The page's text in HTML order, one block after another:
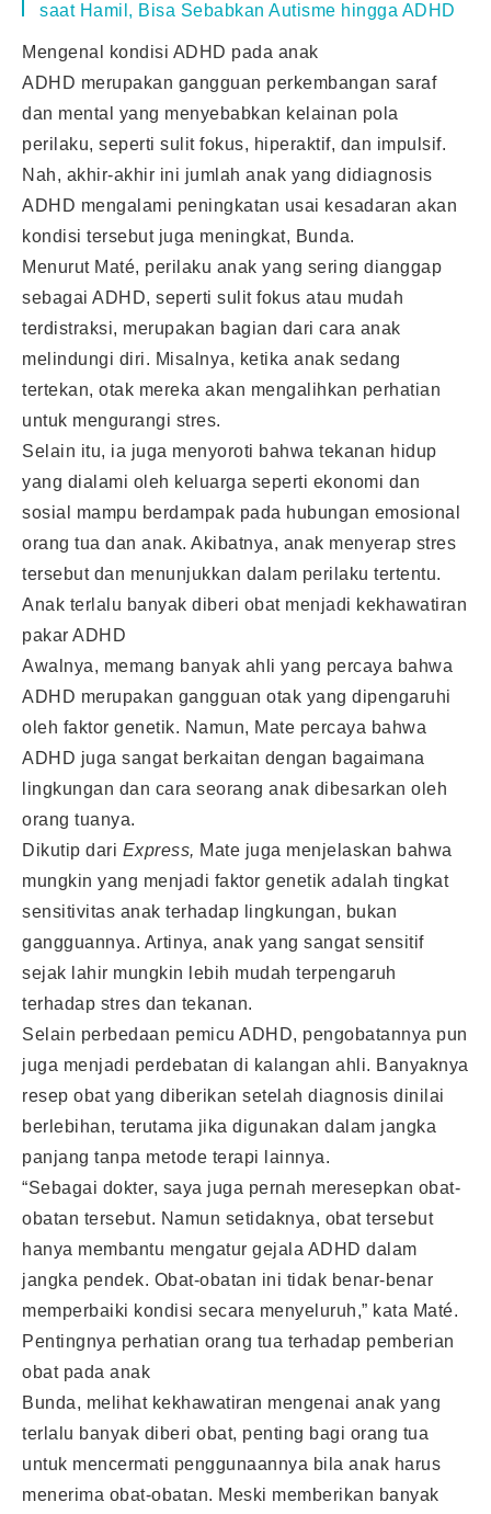
saat Hamil, Bisa Sebabkan Autisme hingga ADHD
Mengenal kondisi ADHD pada anak
ADHD merupakan gangguan perkembangan saraf
dan mental yang menyebabkan kelainan pola
perilaku, seperti sulit fokus, hiperaktif, dan impulsif.
Nah, akhir-akhir ini jumlah anak yang didiagnosis
ADHD mengalami peningkatan usai kesadaran akan
kondisi tersebut juga meningkat, Bunda.
Menurut Maté, perilaku anak yang sering dianggap
sebagai ADHD, seperti sulit fokus atau mudah
terdistraksi, merupakan bagian dari cara anak
melindungi diri. Misalnya, ketika anak sedang
tertekan, otak mereka akan mengalihkan perhatian
untuk mengurangi stres.
Selain itu, ia juga menyoroti bahwa tekanan hidup
yang dialami oleh keluarga seperti ekonomi dan
sosial mampu berdampak pada hubungan emosional
orang tua dan anak. Akibatnya, anak menyerap stres
tersebut dan menunjukkan dalam perilaku tertentu.
Anak terlalu banyak diberi obat menjadi kekhawatiran
pakar ADHD
Awalnya, memang banyak ahli yang percaya bahwa
ADHD merupakan gangguan otak yang dipengaruhi
oleh faktor genetik. Namun, Mate percaya bahwa
ADHD juga sangat berkaitan dengan bagaimana
lingkungan dan cara seorang anak dibesarkan oleh
orang tuanya.
Dikutip dari Express, Mate juga menjelaskan bahwa
mungkin yang menjadi faktor genetik adalah tingkat
sensitivitas anak terhadap lingkungan, bukan
gangguannya. Artinya, anak yang sangat sensitif
sejak lahir mungkin lebih mudah terpengaruh
terhadap stres dan tekanan.
Selain perbedaan pemicu ADHD, pengobatannya pun
juga menjadi perdebatan di kalangan ahli. Banyaknya
resep obat yang diberikan setelah diagnosis dinilai
berlebihan, terutama jika digunakan dalam jangka
panjang tanpa metode terapi lainnya.
“Sebagai dokter, saya juga pernah meresepkan obat-
obatan tersebut. Namun setidaknya, obat tersebut
hanya membantu mengatur gejala ADHD dalam
jangka pendek. Obat-obatan ini tidak benar-benar
memperbaiki kondisi secara menyeluruh,” kata Maté.
Pentingnya perhatian orang tua terhadap pemberian
obat pada anak
Bunda, melihat kekhawatiran mengenai anak yang
terlalu banyak diberi obat, penting bagi orang tua
untuk mencermati penggunaannya bila anak harus
menerima obat-obatan. Meski memberikan banyak